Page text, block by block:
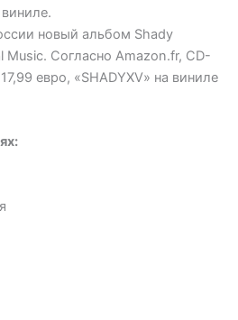
новый альбом Shady
Music. Согласно Amazon.fr, CD-
евро, «SHADYXV» на виниле